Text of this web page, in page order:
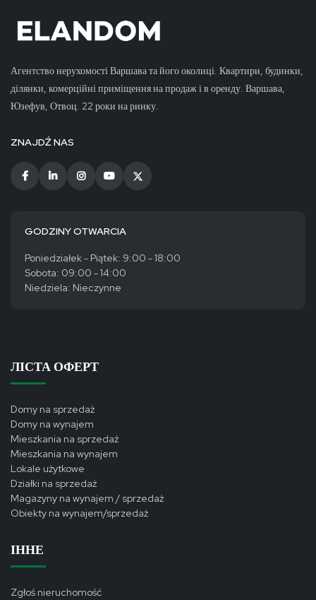
Агентство нерухомості Варшава та його околиці. Квартири, будинки,
ділянки, комерційні приміщення на продаж і в оренду. Варшава,
Юзефув, Отвоц. 22 роки на ринку.
ZNAJDŹ NAS
GODZINY OTWARCIA
Poniedziałek - Piątek: 9:00 - 18:00
Sobota: 09:00 - 14:00
Niedziela: Nieczynne
ЛІСТА ОФЕРТ
Domy na sprzedaż
Domy na wynajem
Mieszkania na sprzedaż
Mieszkania na wynajem
Lokale użytkowe
Działki na sprzedaż
Magazyny na wynajem / sprzedaż
Obiekty na wynajem/sprzedaż
ІННЕ
Zgłoś nieruchomość